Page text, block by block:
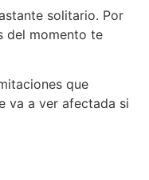
solitario. Por
del momento te
que
va a ver afectada si